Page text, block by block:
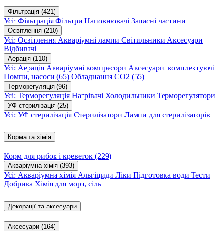
Фільтрація (421)
Усі: Фільтрація Фільтри Наповнювачі Запасні частини
Освітлення (210)
Усі: Освітлення Акваріумні лампи Світильники Аксесуари
Відбивачі
Аерація (110)
Усі: Аерація Акваріумні компресори Аксесуари, комплектуючі
Помпи, насоси (65) Обладнання CO2 (55)
Терморегуляція (96)
Усі: Терморегуляція Нагрівачі Холодильники Терморегулятори
УФ стерилізація (25)
Усі: УФ стерилізація Стерилізатори Лампи для стерилізаторів
Корма та хімія
Корм для рибок і креветок (229)
Акваріумна хімія (393)
Усі: Акваріумна хімія Альгіциди Ліки Підготовка води Тести
Добрива Хімія для моря, сіль
Декорації та аксесуари
Аксесуари (164)